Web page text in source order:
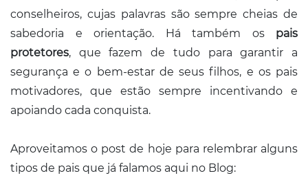
conselheiros, cujas palavras são sempre cheias de
sabedoria e orientação. Há também os pais
protetores, que fazem de tudo para garantir a
segurança e o bem-estar de seus filhos, e os pais
motivadores, que estão sempre incentivando e
apoiando cada conquista.
Aproveitamos o post de hoje para relembrar alguns
tipos de pais que já falamos aqui no Blog: